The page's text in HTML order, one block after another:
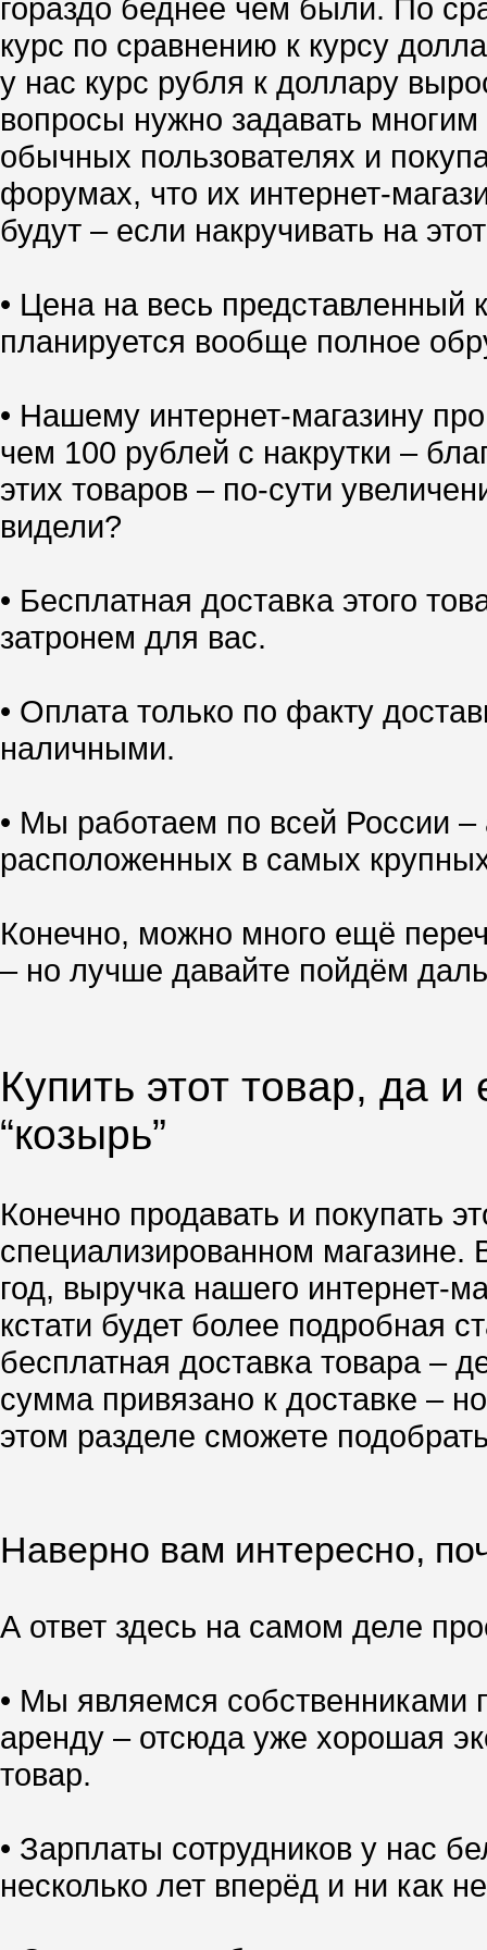
гораздо беднее чем были. По
курс по сравнению к курсу
у нас курс рубля к доллару
вопросы нужно задавать
обычных пользователях и
форумах, что их интернет-
будут – если накручивать на
• Цена на весь
планируется вообще полное
• Нашему интернет-магазину
чем 100 рублей с накрутки –
этих товаров – по-сути
видели?
• Бесплатная доставка этого
затронем для вас.
• Оплата только по факту
наличными.
• Мы работаем по всей России
расположенных в самых
Конечно, можно много ещё
– но лучше давайте пойдём
Купить этот товар, да
“козырь”
Конечно продавать и покупать
специализированном магазине.
год, выручка нашего интернет-
кстати будет более подробная
бесплатная доставка товара –
сумма привязано к доставке –
этом разделе сможете
Наверно вам интересно,
А ответ здесь на самом деле
• Мы являемся собственниками
аренду – отсюда уже хорошая
товар.
• Зарплаты сотрудников у нас
несколько лет вперёд и ни как